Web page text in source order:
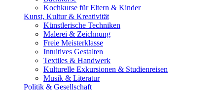
Kochkurse für Eltern & Kinder
Kunst, Kultur & Kreativität
Künstlerische Techniken
Malerei & Zeichnung
Freie Meisterklasse
Intuitives Gestalten
Textiles & Handwerk
Kulturelle Exkursionen & Studienreisen
Musik & Literatur
Politik & Gesellschaft